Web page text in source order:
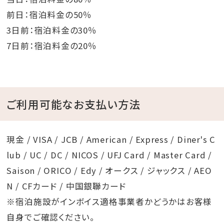
前日：宿泊料金の50％
3日前：宿泊料金の30％
7日前：宿泊料金の20％
ご利用可能なお支払い方法
現金 / VISA / JCB / American / Express / Diner's C
lub / UC / DC / NICOS / UFJ Card / Master Card /
Saison / ORICO / Edy / オークス / ジャックス / AEO
N / CFカード / 中国銀聯カード
※宿泊施設がインボイス適格事業者かどうかはお客様
自身でご確認ください。